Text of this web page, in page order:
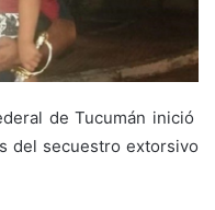
de Tucumán inició
del secuestro extorsivo